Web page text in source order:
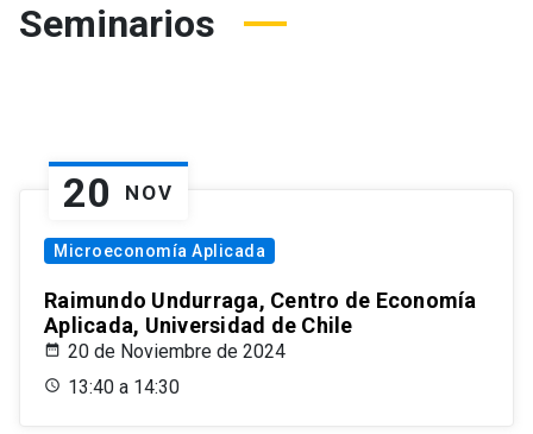
Seminarios
20 NOV
Microeconomía Aplicada
Raimundo Undurraga, Centro de Economía
Aplicada, Universidad de Chile
20 de Noviembre de 2024
13:40 a 14:30